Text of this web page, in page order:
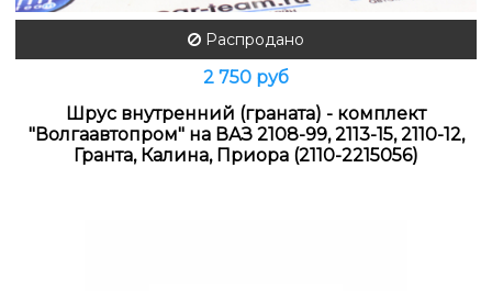
Распродано
2 750 руб
Шрус внутренний (граната) - комплект
"Волгаавтопром" на ВАЗ 2108-99, 2113-15, 2110-12,
Гранта, Калина, Приора (2110-2215056)